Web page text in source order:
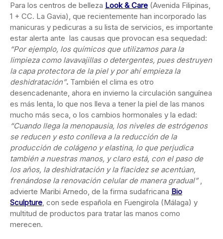
Para los centros de belleza Look & Care (Avenida Filipinas,
1 + CC. La Gavia), que recientemente han incorporado las
manicuras y pedicuras a su lista de servicios, es importante
estar alerta ante las causas que provocan esa sequedad:
“Por ejemplo, los químicos que utilizamos para la
limpieza como lavavajillas o detergentes, pues destruyen
la capa protectora de la piel y por ahí empieza la
deshidratación”. También el clima es otro
desencadenante, ahora en invierno la circulación sanguínea
es más lenta, lo que nos lleva a tener la piel de las manos
mucho más seca, o los cambios hormonales y la edad:
“Cuando llega la menopausia, los niveles de estrógenos
se reducen y esto conlleva a la reducción de la
producción de colágeno y elastina, lo que perjudica
también a nuestras manos, y claro está, con el paso de
los años, la deshidratación y la flacidez se acentúan,
frenándose la renovación celular de manera gradual”,
advierte Maribi Arnedo, de la firma sudafricana Bio
Sculpture, con sede española en Fuengirola (Málaga) y
multitud de productos para tratar las manos como
merecen.